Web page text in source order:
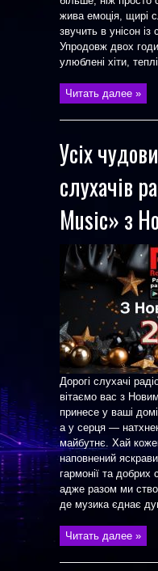
жива емоція, щирі
звучить в унісон
Упродовж двох
улюблені хіти,
Читать далее »
Усіх
слухачів
Music» з
Дорогі слухачі
вітаємо вас з
принесе у ваші
а у серця —
майбутнє. Хай
наповнений
гармонії та
адже разом ми
де музика єднає
Читать далее »